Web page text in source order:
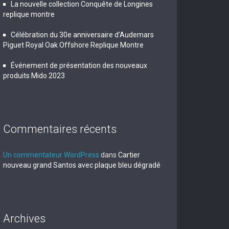
La nouvelle collection Conquête de Longines
replique montre
Célébration du 30e anniversaire d’Audemars
Piguet Royal Oak Offshore Replique Montre
Événement de présentation des nouveaux
produits Mido 2023
Commentaires récents
Un commentateur WordPress dans Cartier
nouveau grand Santos avec plaque bleu dégradé
Archives